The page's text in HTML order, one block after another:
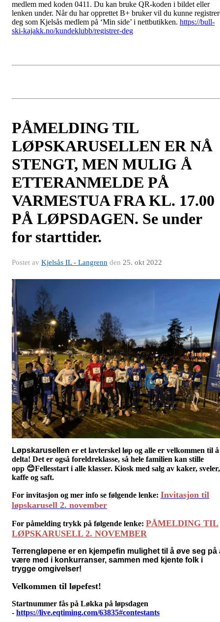
medlem med koden 0411. Du kan bruke QR-koden i bildet eller
lenken under. Når du har opprettet B+ bruker vil du kunne
deg som Kjelsås medlem på ‘Min side’ i nettbutikken. https://bull-
ski-kajakk.no/kundeklubb/registrer-deg
PÅMELDING TIL
LØPSKARUSELLEN ER NÅ
STENGT, MEN MULIG Å
ETTERANMELDE PÅ
VARMESTUA FRA KL. 17.00
PÅ LØPSDAGEN. Se under
for starttider.
Postet av Kjelsås IL - Langrenn den 25. okt 2022
Løpskarusellen er et lavterskel løp og alle er velkommen til å
delta! Det er også foreldreklasse, så hele familien kan stille
opp 😊Fellesstart i alle klasser. Kiosk med salg av kaker, sveler,
kaffe og saft.
For invitasjon og mer info se følgende lenke: Invitasjon til
løpskarusell 2. november
For påmelding trykk på følgende lenke: PÅMELDING TIL
LØPSKARUSELL 2. NOVEMBER
Terrengløpene er en kjempefin mulighet til å øve seg på
være med i konkurranser, sammen med kjente folk i
trygge omgivelser!
Velkommen til løpefest!
Startnummer fås på Løkka på løpsdagen
- https://live.eqtiming.com/63835#contestants